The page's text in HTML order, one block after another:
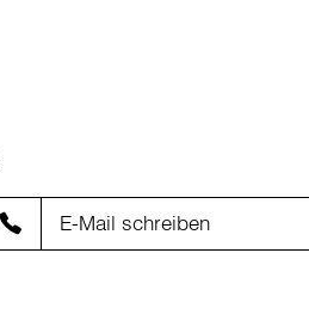
E-Mail schreiben